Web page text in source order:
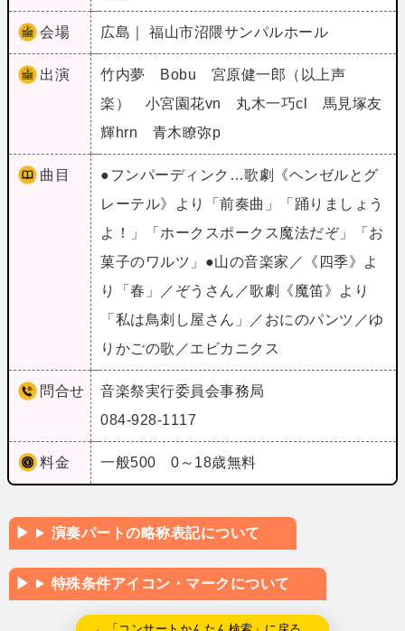
会場 広島｜ 福山市沼隈サンパルホール
出演
竹内夢 Bobu 宮原健一郎（以上声
楽） 小宮園花vn 丸木一巧cl 馬見塚友
輝hrn 青木瞭弥p
曲目
●フンパーディンク…歌劇《ヘンゼルとグ
レーテル》より「前奏曲」「踊りましょう
よ！」「ホークスポークス魔法だぞ」「お
菓子のワルツ」●山の音楽家／《四季》よ
り「春」／ぞうさん／歌劇《魔笛》より
「私は鳥刺し屋さん」／おにのパンツ／ゆ
りかごの歌／エビカニクス
問合せ
音楽祭実行委員会事務局
084-928-1117
料金 一般500 0～18歳無料
演奏パートの略称表記について
特殊条件アイコン・マークについて